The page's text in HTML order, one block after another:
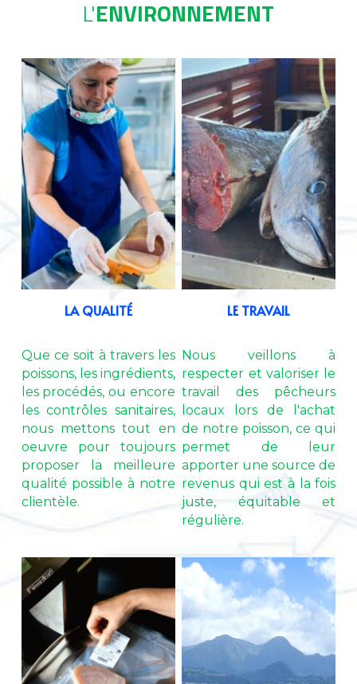
L'ENVIRONNEMENT
LA QUALITÉ
Que ce soit à travers les
poissons, les ingrédients,
les procédés, ou encore
les contrôles sanitaires,
nous mettons tout en
oeuvre pour toujours
proposer la meilleure
qualité possible à notre
clientèle.
LE TRAVAIL
Nous veillons à
respecter et valoriser le
travail des pêcheurs
locaux lors de l'achat
de notre poisson, ce qui
permet de leur
apporter une source de
revenus qui est à la fois
juste, équitable et
régulière.